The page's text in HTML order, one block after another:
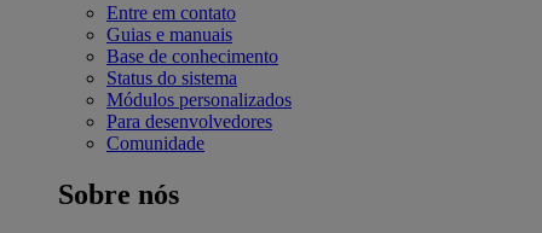
Entre em contato
Guias e manuais
Base de conhecimento
Status do sistema
Módulos personalizados
Para desenvolvedores
Comunidade
Sobre nós